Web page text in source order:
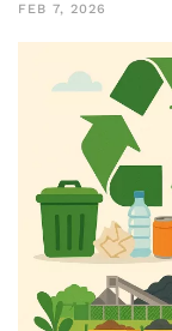
FEB 7, 2026